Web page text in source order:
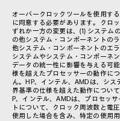
オーバークロックツールを使用す
に同意する必要があります。クロ
ずれか一方の変更は、(1) システム
の他システム・コンポーネントの
他システム・コンポーネントのエ
システムやシステム・コンポーネ
データの統一性に影響を与える可
様を超えたプロセッサーの動作に
ん。HP、インテル、AMDは、シ
界基準の仕様を超えた動作につい
P、インテル、AMDは、プロセッ
トについて、クロック周波数と電
使用した場合を含み、特定の使用